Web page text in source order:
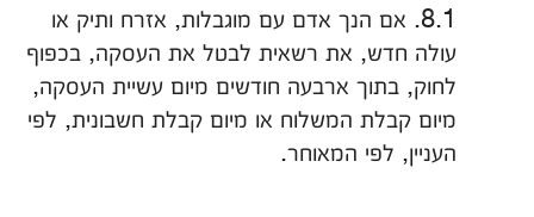
8.1. אם הנך אדם עם מוגבלות, אזרח ותיק או
עולה חדש, את רשאית לבטל את העסקה, בכפוף
לחוק, בתוך ארבעה חודשים מיום עשיית העסקה,
מיום קבלת המשלוח או מיום קבלת חשבונית, לפי
העניין, לפי המאוחר.